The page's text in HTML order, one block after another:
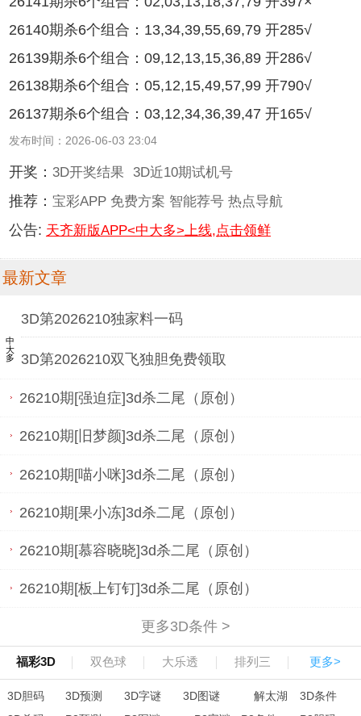
26140期杀6个组合：13,34,39,55,69,79 开285√
26139期杀6个组合：09,12,13,15,36,89 开286√
26138期杀6个组合：05,12,15,49,57,99 开790√
26137期杀6个组合：03,12,34,36,39,47 开165√
发布时间：2026-06-03 23:04
开奖： 3D开奖结果 3D近10期试机号
推荐： 宝彩APP 免费方案 智能荐号 热点导航
公告: 天齐新版APP<中大多>上线,点击领鲜
最新文章
中大多
3D第2026210独家料一码
3D第2026210双飞独胆免费领取
26210期[强迫症]3d杀二尾（原创）
26210期[旧梦颜]3d杀二尾（原创）
26210期[喵小咪]3d杀二尾（原创）
26210期[果小冻]3d杀二尾（原创）
26210期[慕容晓晓]3d杀二尾（原创）
26210期[板上钉钉]3d杀二尾（原创）
更多3D条件 >
福彩3D 双色球 大乐透 排列三 更多>
3D胆码 3D预测 3D字谜 3D图谜 解太湖
3D条件